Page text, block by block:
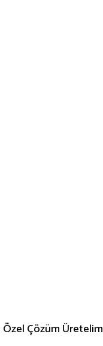
Özel Çözüm Üretelim